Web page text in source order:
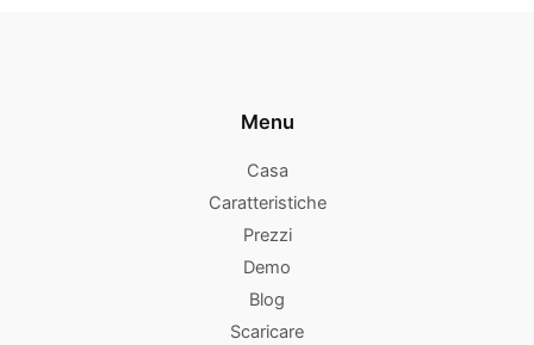
Menu
Casa
Caratteristiche
Prezzi
Demo
Blog
Scaricare